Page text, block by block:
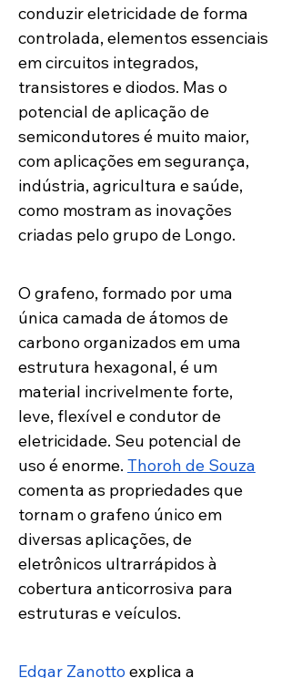
conduzir eletricidade de forma
controlada, elementos essenciais
em circuitos integrados,
transistores e diodos. Mas o
potencial de aplicação de
semicondutores é muito maior,
com aplicações em segurança,
indústria, agricultura e saúde,
como mostram as inovações
criadas pelo grupo de Longo.
O grafeno, formado por uma
única camada de átomos de
carbono organizados em uma
estrutura hexagonal, é um
material incrivelmente forte,
leve, flexível e condutor de
eletricidade. Seu potencial de
uso é enorme. Thoroh de Souza
comenta as propriedades que
tornam o grafeno único em
diversas aplicações, de
eletrônicos ultrarrápidos à
cobertura anticorrosiva para
estruturas e veículos.
Edgar Zanotto explica a